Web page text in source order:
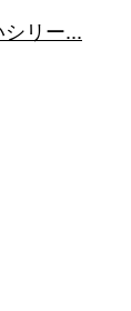
リー...